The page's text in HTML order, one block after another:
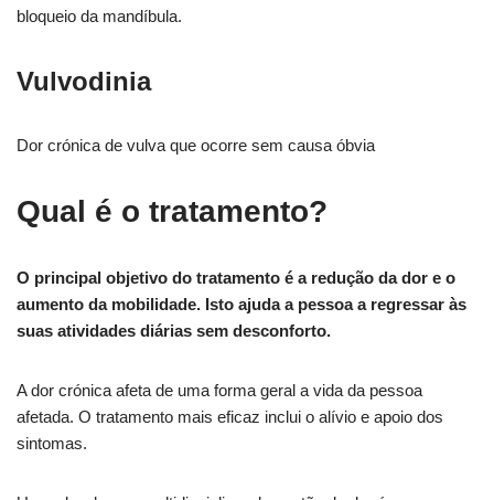
bloqueio da mandíbula.
Vulvodinia
Dor crónica de vulva que ocorre sem causa óbvia
Qual é o tratamento?
O principal objetivo do tratamento é a redução da dor e o
aumento da mobilidade. Isto ajuda a pessoa a regressar às
suas atividades diárias sem desconforto.
A dor crónica afeta de uma forma geral a vida da pessoa
afetada. O tratamento mais eficaz inclui o alívio e apoio dos
sintomas.